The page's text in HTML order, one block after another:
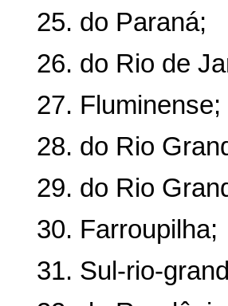
25. do Paraná;
26. do Rio de
27. Fluminense;
28. do Rio
29. do Rio
30. Farroupilha;
31. Sul-rio-